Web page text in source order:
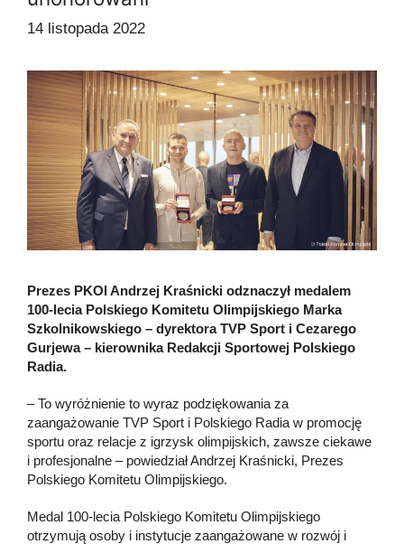
14 listopada 2022
Prezes PKOl Andrzej Kraśnicki odznaczył medalem
100-lecia Polskiego Komitetu Olimpijskiego Marka
Szkolnikowskiego – dyrektora TVP Sport i Cezarego
Gurjewa – kierownika Redakcji Sportowej Polskiego
Radia.
– To wyróżnienie to wyraz podziękowania za
zaangażowanie TVP Sport i Polskiego Radia w promocję
sportu oraz relacje z igrzysk olimpijskich, zawsze ciekawe
i profesjonalne – powiedział Andrzej Kraśnicki, Prezes
Polskiego Komitetu Olimpijskiego.
Medal 100-lecia Polskiego Komitetu Olimpijskiego
otrzymują osoby i instytucje zaangażowane w rozwój i